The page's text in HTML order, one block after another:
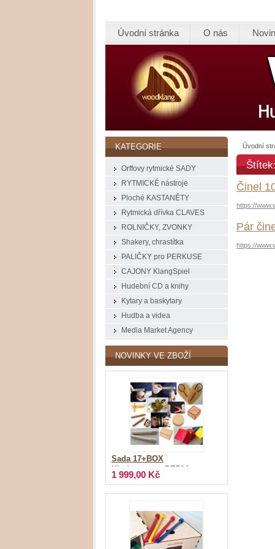
Úvodní stránka O nás
Úvodní
Činel
https://
Pár
https://
KATEGORIE
Orffovy rytmické SADY
RYTMICKÉ nástroje
Ploché KASTANĚTY
Rytmická dřívka CLAVES
ROLNIČKY, ZVONKY
Shakery, chrastítka
PALIČKY pro PERKUSE
CAJONY KlangSpiel
Hudební CD a knihy
Kytary a baskytary
Hudba a videa
Media Market Agency
NOVINKY VE ZBOŽÍ
Sada 17+BOX
Kindergarten_PE504
1 999,00 Kč